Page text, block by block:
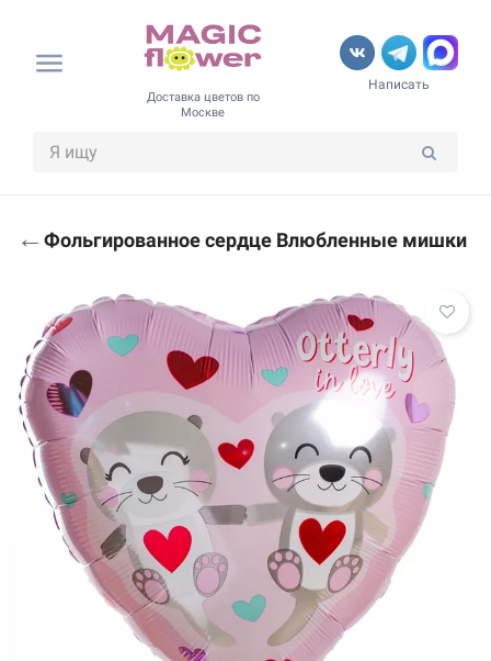
Доставка цветов по
Москве
Написать
← Фольгированное сердце Влюбленные мишки